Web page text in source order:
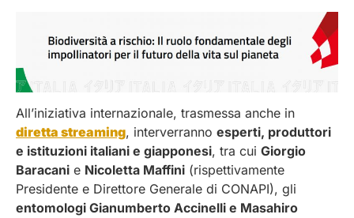
All’iniziativa internazionale, trasmessa anche in
diretta streaming, interverranno esperti, produttori
e istituzioni italiani e giapponesi, tra cui Giorgio
Baracani e Nicoletta Maffini (rispettivamente
Presidente e Direttore Generale di CONAPI), gli
entomologi Gianumberto Accinelli e Masahiro